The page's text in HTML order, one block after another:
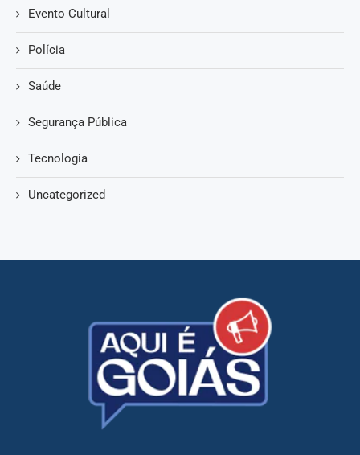
Evento Cultural
Polícia
Saúde
Segurança Pública
Tecnologia
Uncategorized